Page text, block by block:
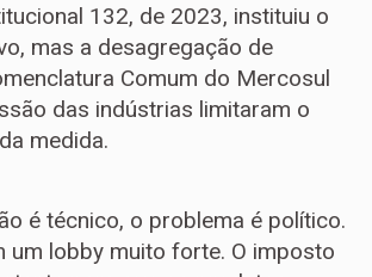
132, de 2023, instituiu o
mas a desagregação de
Comum do Mercosul
das indústrias limitaram o
medida.
é técnico, o problema é político.
um lobby muito forte. O imposto